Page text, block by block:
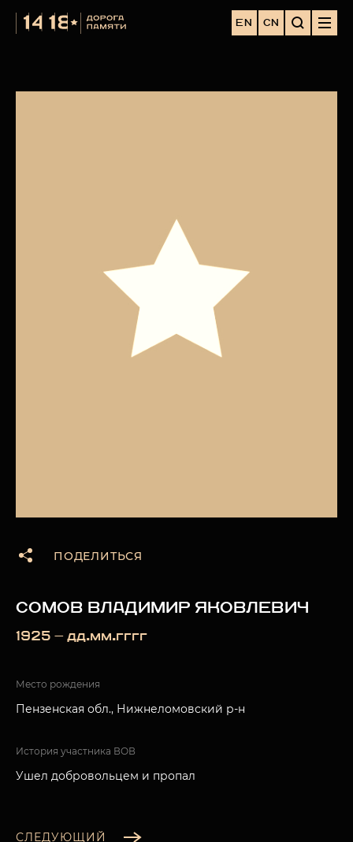
EN CN
ПОДЕЛИТЬСЯ
СОМОВ ВЛАДИМИР ЯКОВЛЕВИЧ
1925 — дд.мм.гггг
Место рождения
Пензенская обл., Нижнеломовский р-н
История участника ВОВ
Ушел добровольцем и пропал
СЛЕДУЮЩИЙ